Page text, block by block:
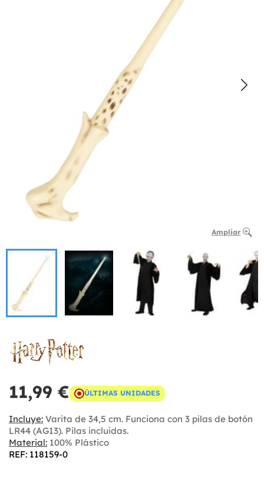
Ampliar
11,99 € ÚLTIMAS UNIDADES
Incluye: Varita de 34,5 cm. Funciona con 3 pilas de botón
LR44 (AG13). Pilas incluidas.
Material: 100% Plástico
REF: 118159-0